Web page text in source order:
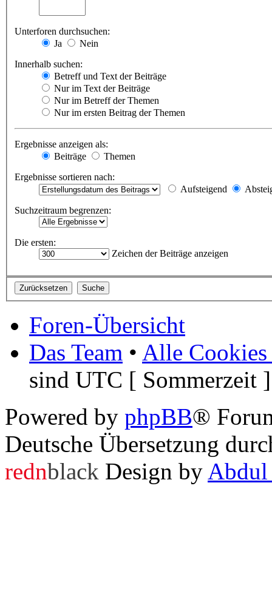
Unterforen durchsuchen:
Ja
Nein
Innerhalb suchen:
Betreff und Text der Beiträge
Nur im Text der Beiträge
Nur im Betreff der Themen
Nur im ersten Beitrag der Themen
Ergebnisse anzeigen als:
Beiträge
Themen
Ergebnisse sortieren nach:
Aufsteigend
Suchzeitraum begrenzen:
Die ersten:
Zeichen der Beiträge anzeigen
Foren-Übersicht
Das Team • Alle Cookies
sind UTC [ Sommerzeit ]
Powered by phpBB®
Deutsche Übersetzung
rednblack Design by Abdul